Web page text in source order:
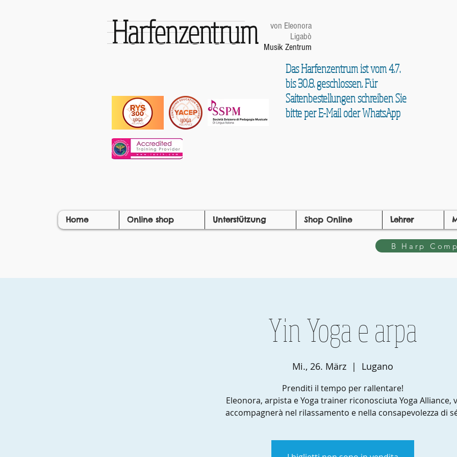
Harfenzentrum
von Eleonora
Ligabò
Musik Zentrum
Das Harfenzentrum ist vom 4.7.
bis 30.8. geschlossen. Für
Saitenbestellungen schreiben Sie
bitte per E-Mail oder WhatsApp
Home Online shop Unterstützung Shop Online Lehrer
B Harp
Yin Yoga e arpa
Mi., 26. März
  |
Lugano
Prenditi il tempo per rallentare!
Eleonora, arpista e Yoga trainer riconosciuta Yoga Alliance,
accompagnerà nel rilassamento e nella consapevolezza di